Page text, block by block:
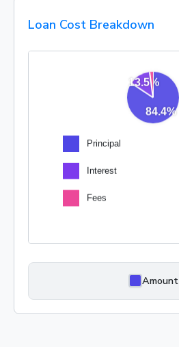
Loan Cost Breakdown
Amount